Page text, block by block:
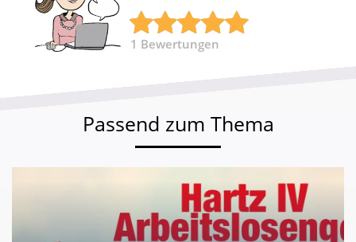
1 Bewertungen
Passend zum Thema